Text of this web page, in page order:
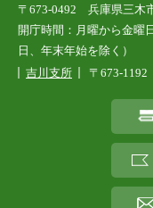
〒673-0492 兵庫県三木
開庁時間：月曜から金曜
日、年末年始を除く）
吉川支所
〒673-